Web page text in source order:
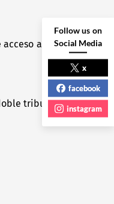
a la justicia:
tributación,
Follow us on
Social Media
x
facebook
instagram